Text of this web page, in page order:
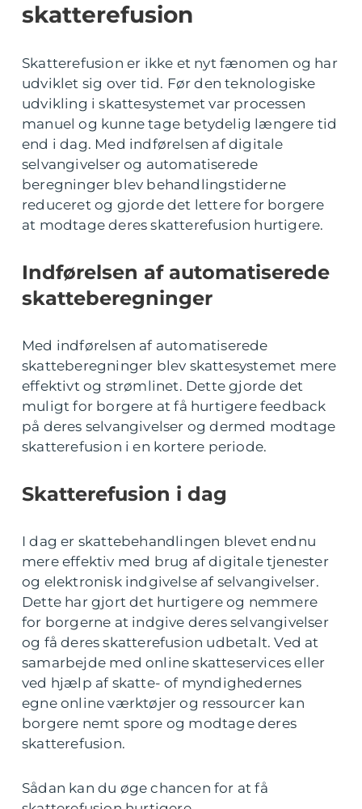
skatterefusion
Skatterefusion er ikke et nyt fænomen og har
udviklet sig over tid. Før den teknologiske
udvikling i skattesystemet var processen
manuel og kunne tage betydelig længere tid
end i dag. Med indførelsen af digitale
selvangivelser og automatiserede
beregninger blev behandlingstiderne
reduceret og gjorde det lettere for borgere
at modtage deres skatterefusion hurtigere.
Indførelsen af automatiserede
skatteberegninger
Med indførelsen af automatiserede
skatteberegninger blev skattesystemet mere
effektivt og strømlinet. Dette gjorde det
muligt for borgere at få hurtigere feedback
på deres selvangivelser og dermed modtage
skatterefusion i en kortere periode.
Skatterefusion i dag
I dag er skattebehandlingen blevet endnu
mere effektiv med brug af digitale tjenester
og elektronisk indgivelse af selvangivelser.
Dette har gjort det hurtigere og nemmere
for borgerne at indgive deres selvangivelser
og få deres skatterefusion udbetalt. Ved at
samarbejde med online skatteservices eller
ved hjælp af skatte- of myndighedernes
egne online værktøjer og ressourcer kan
borgere nemt spore og modtage deres
skatterefusion.
Sådan kan du øge chancen for at få